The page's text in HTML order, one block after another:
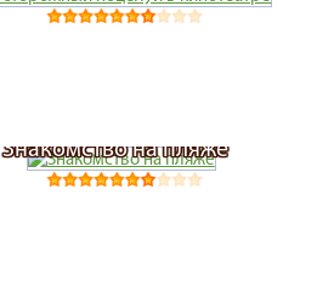
Знакомство на пляже